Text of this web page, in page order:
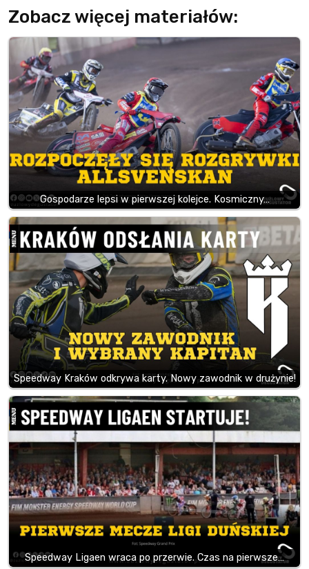
Zobacz więcej materiałów:
Gospodarze lepsi w pierwszej kolejce. Kosmiczny…
Speedway Kraków odkrywa karty. Nowy zawodnik w drużynie!
Speedway Ligaen wraca po przerwie. Czas na pierwsze…